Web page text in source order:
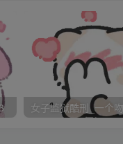
时很快的只打在一边
要停。。。
多汗，右手揉揉妹
，以为我把她打成那
女子监狱酷刑_一个吻